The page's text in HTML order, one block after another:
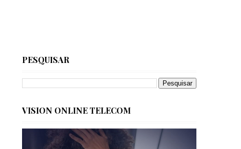
PESQUISAR
VISION ONLINE TELECOM